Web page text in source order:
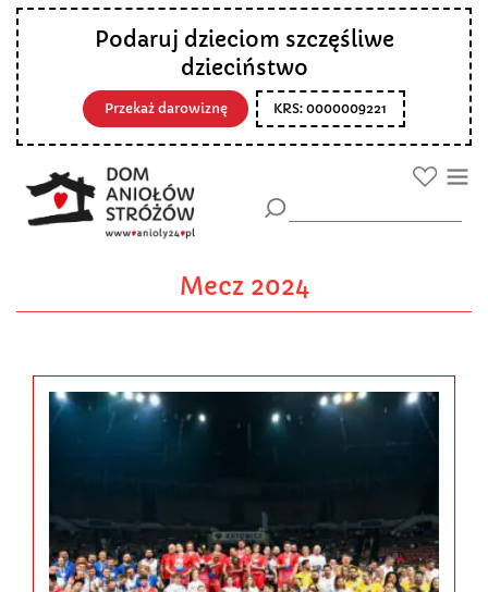
Podaruj dzieciom szczęśliwe
dzieciństwo
Przekaż darowiznę KRS: 0000009221
Mecz 2024